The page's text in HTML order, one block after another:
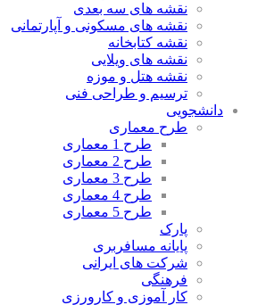
نقشه های سه بعدی
نقشه های مسکونی و آپارتمانی
نقشه کتابخانه
نقشه های ویلایی
نقشه هتل و موزه
ترسیم و طراحی فنی
دانشجویی
طرح معماری
طرح 1 معماری
طرح 2 معماری
طرح 3 معماری
طرح 4 معماری
طرح 5 معماری
پارک
پایانه مسافربری
شرکت های ایرانی
فرهنگی
کار آموزی و کارورزی